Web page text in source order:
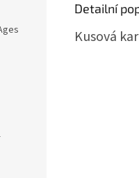
Detailní
Kusová